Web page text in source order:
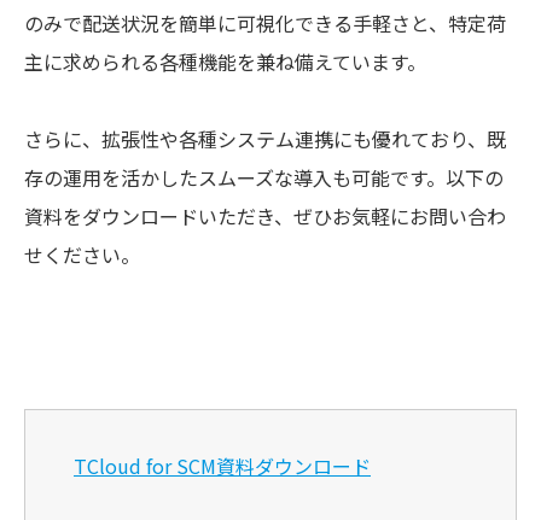
のみで配送状況を簡単に可視化できる手軽さと、特定荷
主に求められる各種機能を兼ね備えています。
さらに、拡張性や各種システム連携にも優れており、既
存の運用を活かしたスムーズな導入も可能です。以下の
資料をダウンロードいただき、ぜひお気軽にお問い合わ
せください。
TCloud for SCM資料ダウンロード